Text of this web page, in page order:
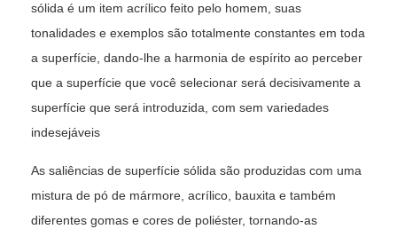
sólida é um item acrílico feito pelo homem, suas
tonalidades e exemplos são totalmente constantes em toda
a superfície, dando-lhe a harmonia de espírito ao perceber
que a superfície que você selecionar será decisivamente a
superfície que será introduzida, com sem variedades
indesejáveis
As saliências de superfície sólida são produzidas com uma
mistura de pó de mármore, acrílico, bauxita e também
diferentes gomas e cores de poliéster, tornando-as